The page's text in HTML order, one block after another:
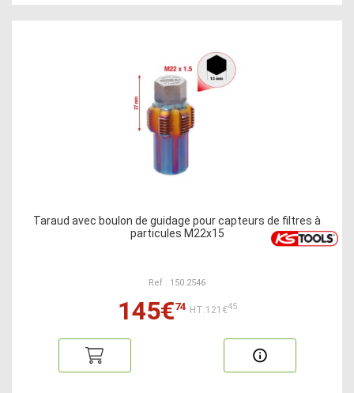
Taraud avec boulon de guidage pour capteurs de filtres à
particules M22x15
Ref : 150.2546
145€74 HT:121€45